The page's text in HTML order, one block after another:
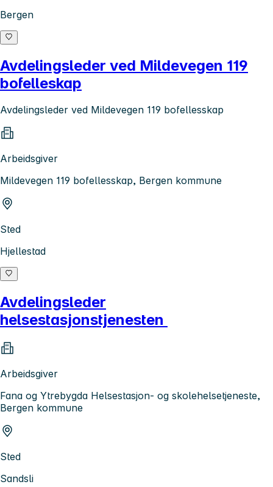
Bergen
Avdelingsleder ved Mildevegen 119
bofelleskap
Avdelingsleder ved Mildevegen 119 bofellesskap
Arbeidsgiver
Mildevegen 119 bofellesskap, Bergen kommune
Sted
Hjellestad
Avdelingsleder
helsestasjonstjenesten
Arbeidsgiver
Fana og Ytrebygda Helsestasjon- og skolehelsetjeneste,
Bergen kommune
Sted
Sandsli